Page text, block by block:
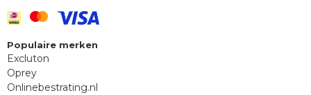
Populaire merken
Excluton
Oprey
Onlinebestrating.nl